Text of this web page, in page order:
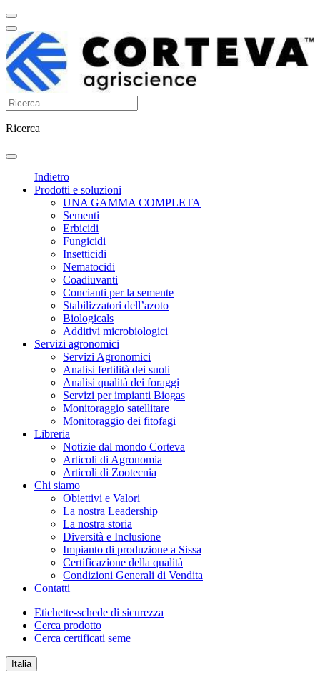
Ricerca
Indietro
Prodotti e soluzioni
UNA GAMMA COMPLETA
Sementi
Erbicidi
Fungicidi
Insetticidi
Nematocidi
Coadiuvanti
Concianti per la semente
Stabilizzatori dell’azoto
Biologicals
Additivi microbiologici
Servizi agronomici
Servizi Agronomici
Analisi fertilità dei suoli
Analisi qualità dei foraggi
Servizi per impianti Biogas
Monitoraggio satellitare
Monitoraggio dei fitofagi
Libreria
Notizie dal mondo Corteva
Articoli di Agronomia
Articoli di Zootecnia
Chi siamo
Obiettivi e Valori
La nostra Leadership
La nostra storia
Diversità e Inclusione
Impianto di produzione a Sissa
Certificazione della qualità
Condizioni Generali di Vendita
Contatti
Etichette-schede di sicurezza
Cerca prodotto
Cerca certificati seme
Italia